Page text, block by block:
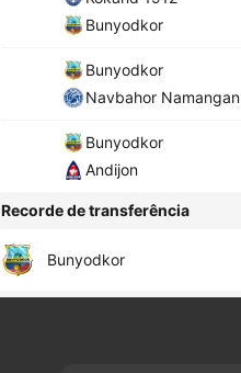
Bunyodkor
Bunyodkor
Navbahor Namangan
Bunyodkor
Andijon
Recorde de transferência
Bunyodkor